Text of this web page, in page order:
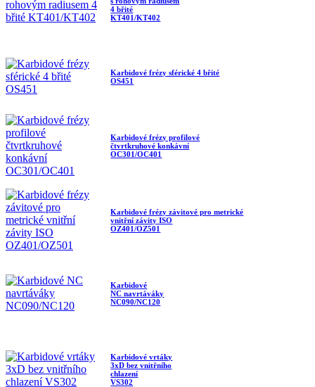
4 břité
KT401/KT402
Karbidové frézy sférické 4 břité
OS451
Karbidové frézy profilové
čtvrtkruhové konkávní
OC301/OC401
Karbidové frézy závitové pro metrické
vnitřní závity ISO
OZ401/OZ501
Karbidové
NC navrtáváky
NC090/NC120
Karbidové vrtáky
3xD bez vnitřního
chlazení
VS302